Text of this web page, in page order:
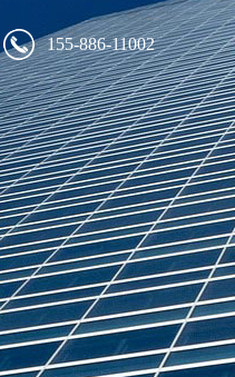
155-886-11002